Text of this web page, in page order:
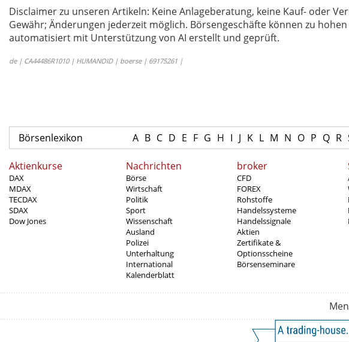
Disclaimer zu unseren Artikeln: Keine Anlageberatung, keine Kauf- oder
Gewähr; Änderungen jederzeit möglich. Börsengeschäfte können zu
automatisiert mit Unterstützung von AI erstellt und geprüft.
de | CA44486R1010 | HUMANOID | boerse | 69175261 |
Börsenlexikon A B C D E F G H I J K L M N O P Q R
Aktienkurse
DAX
MDAX
TECDAX
SDAX
Dow Jones
Nachrichten
Börse
Wirtschaft
Politik
Sport
Wissenschaft
Ausland
Polizei
Unterhaltung
International
Kalenderblatt
broker
CFD
FOREX
Rohstoffe
Handelssysteme
Handelssignale
Aktien
Zertifikate &
Optionsscheine
Börsenseminare